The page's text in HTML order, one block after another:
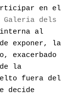
en el
Galeria dels
al
exponer, la
exacerbado
la
fuera del
decide